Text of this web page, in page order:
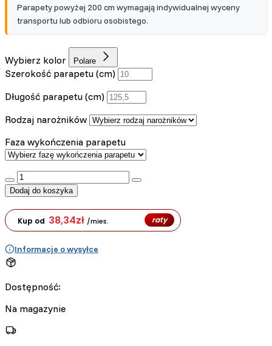
Parapety powyżej 200 cm wymagają indywidualnej wyceny
transportu lub odbioru osobistego.
Wybierz kolor Polare
Szerokość parapetu (cm)
Długość parapetu (cm)
Rodzaj narożników
Faza wykończenia parapetu
:product_name quantity
Dodaj do koszyka
Kup od 38,34zł /mies. raty
Informacje o wysyłce
Dostępność:
Na magazynie